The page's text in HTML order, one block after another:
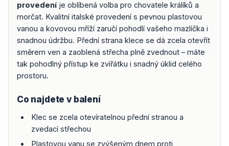
provedení je oblíbená volba pro chovatele králíků a
morčat. Kvalitní italské provedení s pevnou plastovou
vanou a kovovou mříží zaručí pohodlí vašeho mazlíčka i
snadnou údržbu. Přední strana klece se dá zcela otevřít
směrem ven a zaoblená střecha plně zvednout – máte
tak pohodlný přístup ke zvířátku i snadný úklid celého
prostoru.
Co najdete v balení
Klec se zcela otevíratelnou přední stranou a
zvedací střechou
Plastovou vanu se zvýšeným dnem proti